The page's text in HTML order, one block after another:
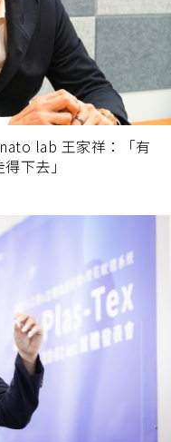
lab 王家祥：「有
下去」